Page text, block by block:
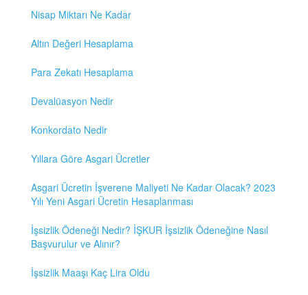
Nisap Miktarı Ne Kadar
Altın Değeri Hesaplama
Para Zekatı Hesaplama
Devalüasyon Nedir
Konkordato Nedir
Yıllara Göre Asgari Ücretler
Asgari Ücretin İşverene Maliyeti Ne Kadar Olacak? 2023
Yılı Yeni Asgari Ücretin Hesaplanması
İşsizlik Ödeneği Nedir? İŞKUR İşsizlik Ödeneğine Nasıl
Başvurulur ve Alınır?
İşsizlik Maaşı Kaç Lira Oldu